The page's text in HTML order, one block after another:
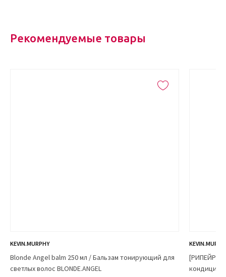
Рекомендуемые товары
KEVIN.MURPHY
Blonde Angel balm 250 мл / Бальзам тонирующий для
светлых волос BLONDE.ANGEL